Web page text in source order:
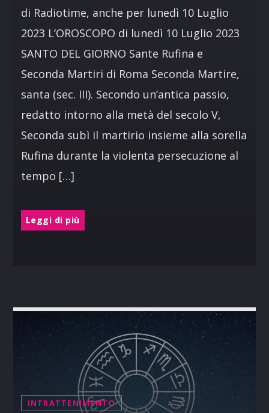
di Radiotime, anche per lunedì 10 Luglio
2023 L’OROSCOPO di lunedì 10 Luglio 2023
SANTO DEL GIORNO Sante Rufina e
Seconda Martiri di Roma Seconda Martire,
santa (sec. III). Secondo un’antica passio,
redatto intorno alla metà del secolo V,
Seconda subì il martirio insieme alla sorella
Rufina durante la violenta persecuzione al
tempo […]
Leggi di più
INTRATTENIMENTO